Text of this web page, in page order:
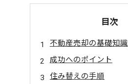
目次
不動産売却の基礎知識
成功へのポイント
住み替えの手順